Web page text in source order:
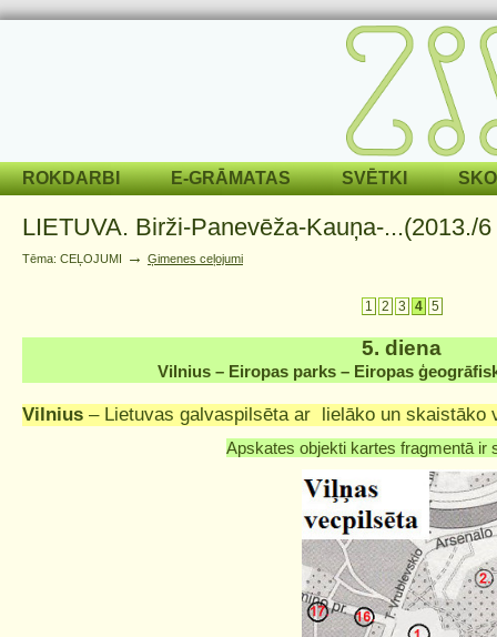
ROKDARBI E-GRĀMATAS SVĒTKI
LIETUVA. Birži-Panevēža-Kauņa-...(2013./
Tēma: CEĻOJUMI → Ģimenes ceļojumi
1 2 3 4 5
5. diena
Vilnius – Eiropas parks – Eiropas
Vilnius – Lietuvas galvaspilsēta ar lielāko un skaistāko
Apskates objekti kartes fragmentā ir